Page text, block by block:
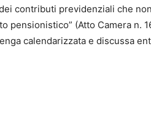
contributi previdenziali che
pensionistico” (Atto Camera n.
calendarizzata e discussa